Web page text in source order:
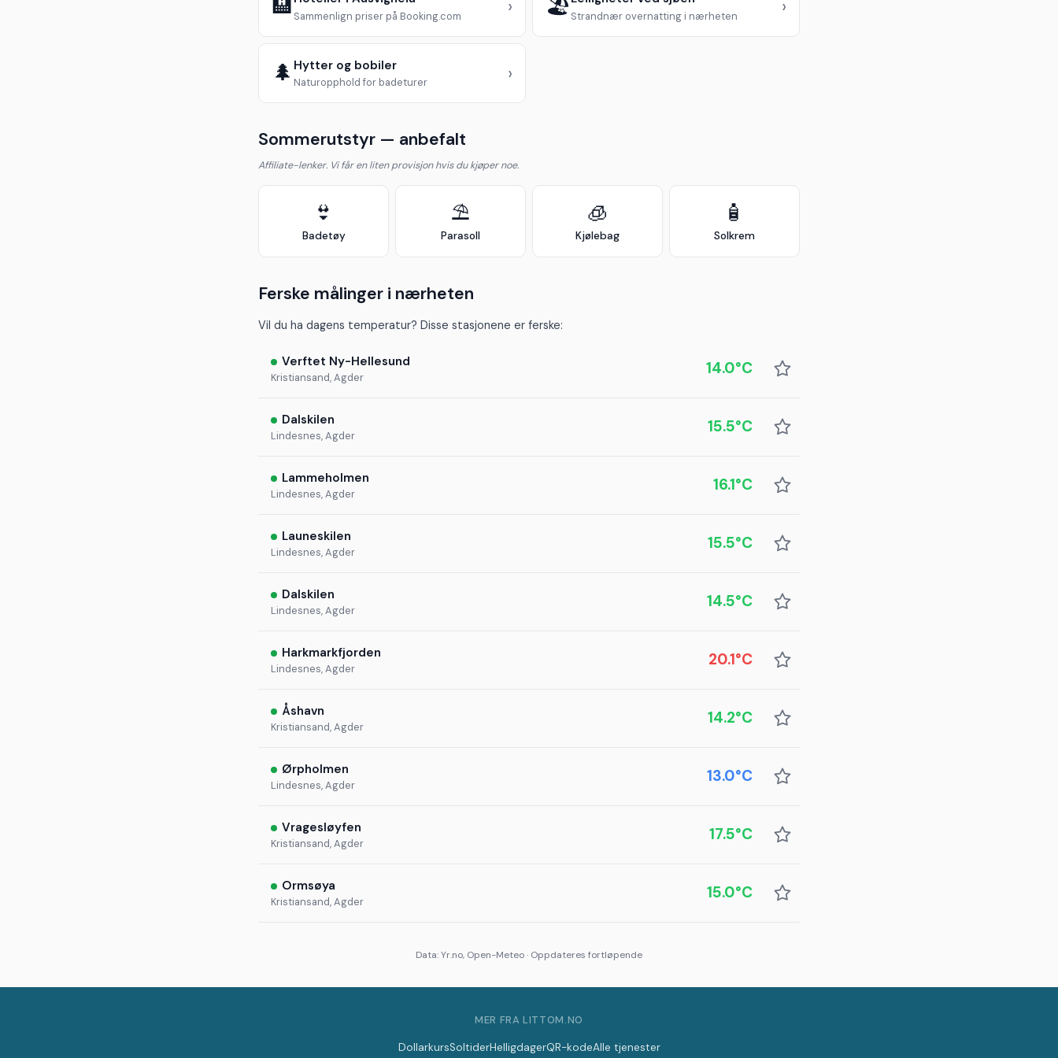
🏨 Sammenlign priser på Booking.com › 🏖️ Strandnær overnatting i nærheten ›
🌲 Hytter og bobiler
Naturopphold for badeturer ›
Sommerutstyr — anbefalt
Affiliate-lenker. Vi får en liten provisjon hvis du kjøper noe.
👙
Badetøy
⛱️
Parasoll
🧊
Kjølebag
🧴
Solkrem
Ferske målinger i nærheten
Vil du ha dagens temperatur? Disse stasjonene er ferske:
Verftet Ny-Hellesund
Kristiansand, Agder 14.0°C
Dalskilen
Lindesnes, Agder 15.5°C
Lammeholmen
Lindesnes, Agder 16.1°C
Launeskilen
Lindesnes, Agder 15.5°C
Dalskilen
Lindesnes, Agder 14.5°C
Harkmarkfjorden
Lindesnes, Agder 20.1°C
Åshavn
Kristiansand, Agder 14.2°C
Ørpholmen
Lindesnes, Agder 13.0°C
Vragesløyfen
Kristiansand, Agder 17.5°C
Ormsøya
Kristiansand, Agder 15.0°C
Data: Yr.no, Open-Meteo · Oppdateres fortløpende
MER FRA LITTOM.NO
DollarkursSoltiderHelligdagerQR-kodeAlle tjenester